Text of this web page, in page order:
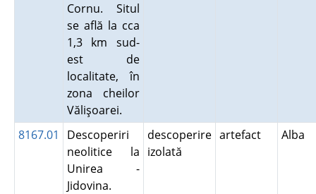
Cornu. Situl
se află la cca
1,3 km sud-
est de
localitate, în
zona cheilor
Vălişoarei.
8167.01
Descoperiri
neolitice la
Unirea -
Jidovina.
descoperire
izolată
artefact Alba